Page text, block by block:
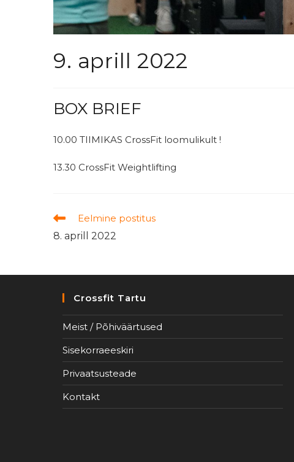
9. aprill 2022
BOX BRIEF
10.00 TIIMIKAS CrossFit loomulikult !
13.30 CrossFit Weightlifting
Read
articles
Eelmine postitus
8. aprill 2022
Crossfit Tartu
Meist / Põhiväärtused
Sisekorraeeskiri
Privaatsusteade
Kontakt